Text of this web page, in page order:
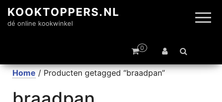
KOOKTOPPERS.NL
dé online kookwinkel
0
Home / Producten getagged “braadpan”